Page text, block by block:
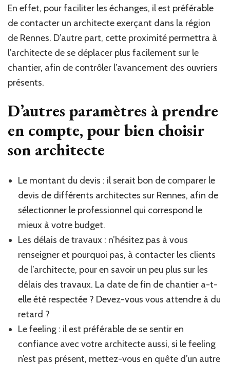
En effet, pour faciliter les échanges, il est préférable
de contacter un architecte exerçant dans la région
de Rennes. D’autre part, cette proximité permettra à
l’architecte de se déplacer plus facilement sur le
chantier, afin de contrôler l’avancement des ouvriers
présents.
D’autres paramètres à prendre
en compte, pour bien choisir
son architecte
Le montant du devis : il serait bon de comparer le
devis de différents architectes sur Rennes, afin de
sélectionner le professionnel qui correspond le
mieux à votre budget.
Les délais de travaux : n’hésitez pas à vous
renseigner et pourquoi pas, à contacter les clients
de l’architecte, pour en savoir un peu plus sur les
délais des travaux. La date de fin de chantier a-t-
elle été respectée ? Devez-vous vous attendre à du
retard ?
Le feeling : il est préférable de se sentir en
confiance avec votre architecte aussi, si le feeling
n’est pas présent, mettez-vous en quête d’un autre